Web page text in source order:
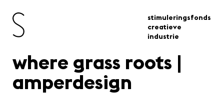
stimuleringsfonds
creatieve
industrie
where grass roots |
amperdesign